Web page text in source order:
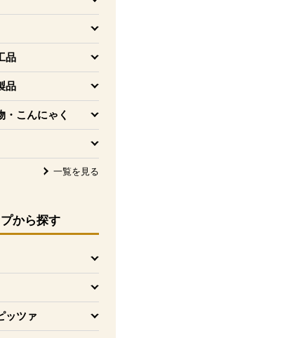
品
品
・こんにゃく
一覧を見る
から探す
ッツァ